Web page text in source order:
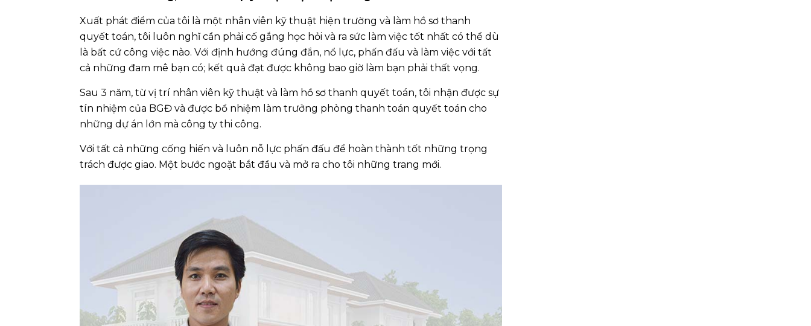
Xuất phát điểm của tôi là một nhân viên kỹ thuật hiện trường và làm hồ sơ thanh
quyết toán, tôi luôn nghĩ cần phải cố gắng học hỏi và ra sức làm việc tốt nhất có thể dù
là bất cứ công việc nào. Với định hướng đúng đắn, nổ lực, phấn đấu và làm việc với tất
cả những đam mê bạn có; kết quả đạt được không bao giờ làm bạn phải thất vọng.
Sau 3 năm, từ vị trí nhân viên kỹ thuật và làm hồ sơ thanh quyết toán, tôi nhận được sự
tín nhiệm của BGĐ và được bổ nhiệm làm trưởng phòng thanh toán quyết toán cho
những dự án lớn mà công ty thi công.
Với tất cả những cống hiến và luôn nỗ lực phấn đấu để hoàn thành tốt những trọng
trách được giao. Một bước ngoặt bắt đầu và mở ra cho tôi những trang mới.